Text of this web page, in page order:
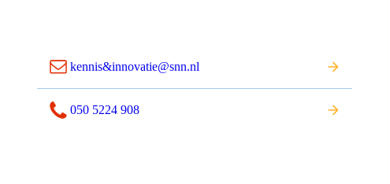
kennis&innovatie@snn.nl
050 5224 908